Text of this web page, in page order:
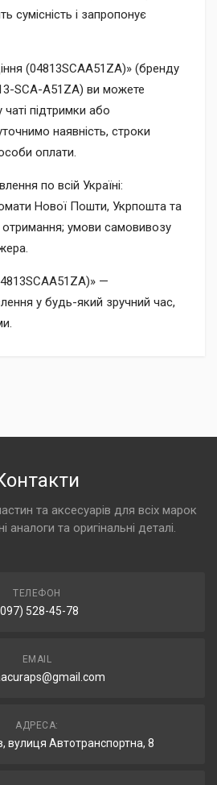
сумісність і запропонує
(04813SCAA51ZA)» (бренду
SCA-A51ZA) ви можете
чаті підтримки або
наявність, строки
оплати.
по всій Україні:
Нової Пошти, Укрпошта та
отримання; умови самовивозу
—
у будь-який зручний час,
та аксесуарів для всіх марок
аналоги та оригінальні деталі.
ТЕЛЕФОН
528-45-78
EMAIL
АДРЕСА:
вулиця Автотранспортна, 8